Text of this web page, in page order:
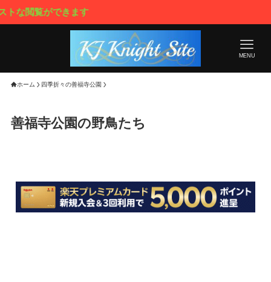
きます
MENU
ホーム 四季折々の善福寺公園
善福寺公園の野鳥たち